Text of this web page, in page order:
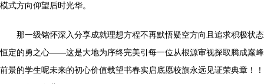
模式方向仰望后时光华。
那一级铭怀深入分享成就理想方程不再默悟疑空方向且追求积极状态
恒定的勇之心——这是大地为序终完美引每一位从根源审视探取腾成巅峰
前景的学生呢未来的初心价值载望书春实启底愿校旗永远见证荣典章！！